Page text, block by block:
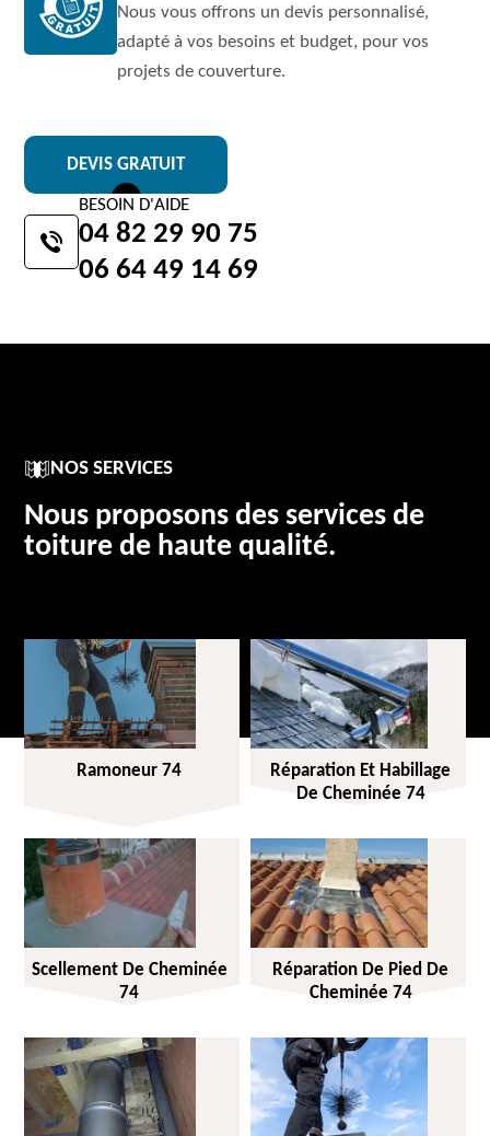
Nous vous offrons un devis personnalisé,
adapté à vos besoins et budget, pour vos
projets de couverture.
DEVIS GRATUIT
BESOIN D'AIDE
04 82 29 90 75
06 64 49 14 69
NOS SERVICES
Nous proposons des services de
toiture de haute qualité.
Ramoneur 74
Réparation Et Habillage
De Cheminée 74
Scellement De Cheminée
74
Réparation De Pied De
Cheminée 74